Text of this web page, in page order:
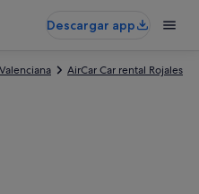
Descargar app
AirCar Car rental Rojales